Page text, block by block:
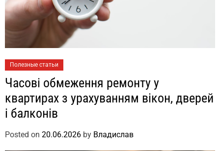
Полезные статьи
Часові обмеження ремонту у
квартирах з урахуванням вікон, дверей
і балконів
Posted on 20.06.2026 by Владислав